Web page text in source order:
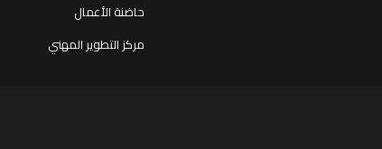
حاضنة الأعمال
مركز التطوير المهني